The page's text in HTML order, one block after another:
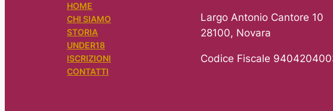
HOME
CHI SIAMO
STORIA
UNDER18
ISCRIZIONI
CONTATTI
Largo Antonio Cantore 10
28100, Novara
Codice Fiscale